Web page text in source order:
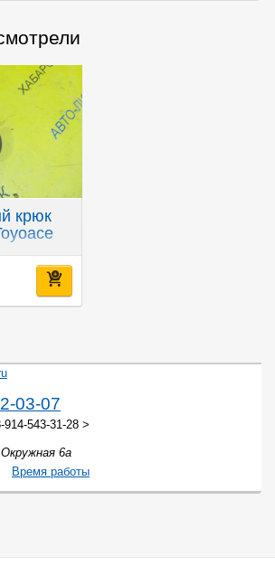
крюк
03-07
543-31-28 >
6а
Время работы